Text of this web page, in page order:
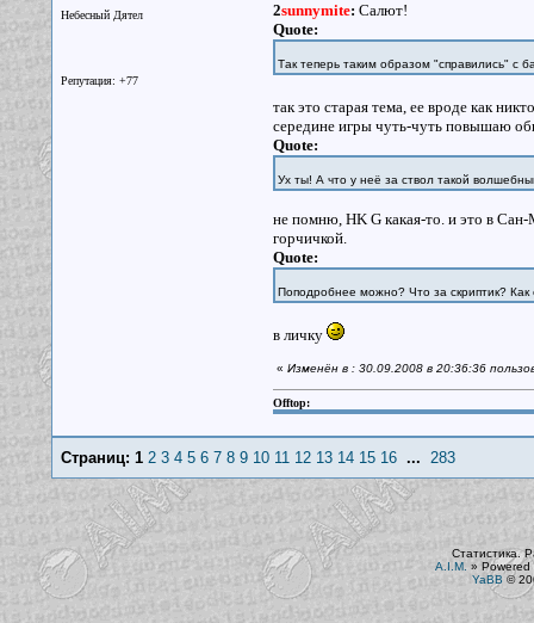
Небесный Дятел
Репутация: +77
2sunnymite: Салют!
Quote:
Так теперь таким образом "справились" с
так это старая тема, ее вроде как
середине игры чуть-чуть повышаю
Quote:
Ух ты! А что у неё за ствол такой
не помню, HK G какая-то. и это в
горчичкой.
Quote:
Поподробнее можно? Что за скриптик?
в личку
« Изменён в : 30.09.2008 в 20:36:36
Offtop:
Страниц: 1 2 3 4 5 6 7 8 9 10 11 12 13 14 15 16... 283
Статистика.
A.I.M. »Powered
YaBB ©